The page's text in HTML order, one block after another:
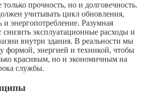
прочность, но и долговечность.
учитывать цикл обновления,
и энергопотребление. Разумная
эксплуатационные расходы и
внутри здания. В реальности мы
формой, энергией и техникой, чтобы
красивым, но и экономичным на
службы.